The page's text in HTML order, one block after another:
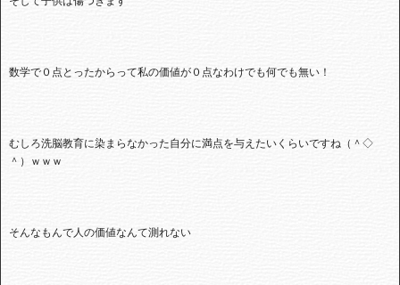
数学で０点とったからって私の価値が０点なわけでも何でも無い！
むしろ洗脳教育に染まらなかった自分に満点を与えたいくらいですね（＾◇
＾）ｗｗｗ
そんなもんで人の価値なんて測れない